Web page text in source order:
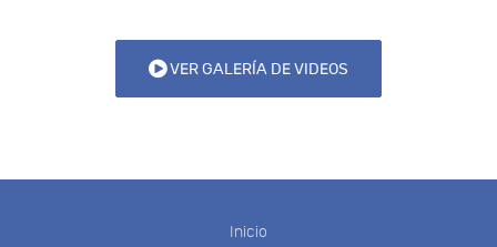
VER GALERÍA DE VIDEOS
Inicio